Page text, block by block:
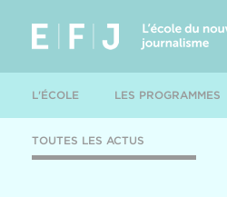
L'ÉCOLE LES PROGRAMMES
TOUTES LES ACTUS